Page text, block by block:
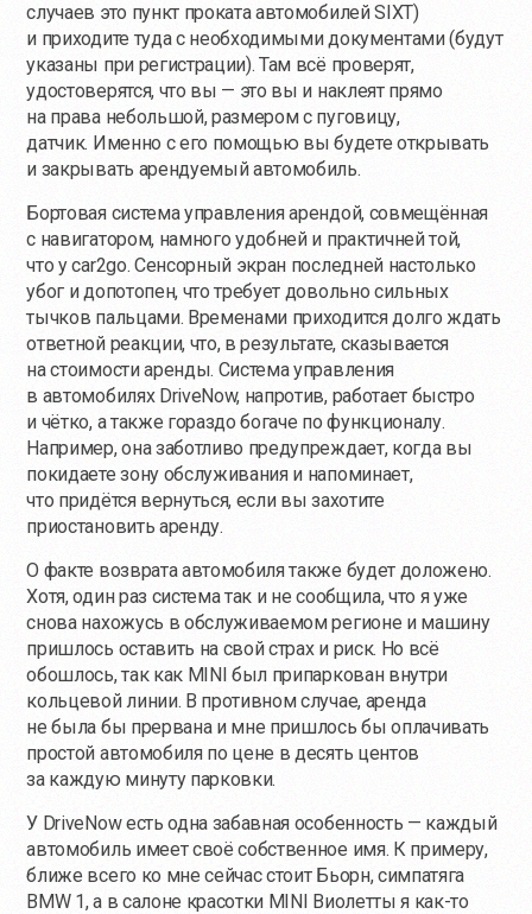
случаев это пункт проката автомобилей SIXT)
и приходите туда с необходимыми документами (будут
указаны при регистрации). Там всё проверят,
удостоверятся, что вы — это вы и наклеят прямо
на права небольшой, размером с пуговицу,
датчик. Именно с его помощью вы будете открывать
и закрывать арендуемый автомобиль.
Бортовая система управления арендой, совмещённая
с навигатором, намного удобней и практичней той,
что у car2go. Сенсорный экран последней настолько
убог и допотопен, что требует довольно сильных
тычков пальцами. Временами приходится долго ждать
ответной реакции, что, в результате, сказывается
на стоимости аренды. Система управления
в автомобилях DriveNow, напротив, работает быстро
и чётко, а также гораздо богаче по функционалу.
Например, она заботливо предупреждает, когда вы
покидаете зону обслуживания и напоминает,
что придётся вернуться, если вы захотите
приостановить аренду.
О факте возврата автомобиля также будет доложено.
Хотя, один раз система так и не сообщила, что я уже
снова нахожусь в обслуживаемом регионе и машину
пришлось оставить на свой страх и риск. Но всё
обошлось, так как MINI был припаркован внутри
кольцевой линии. В противном случае, аренда
не была бы прервана и мне пришлось бы оплачивать
простой автомобиля по цене в десять центов
за каждую минуту парковки.
У DriveNow есть одна забавная особенность — каждый
автомобиль имеет своё собственное имя. К примеру,
ближе всего ко мне сейчас стоит Бьорн, симпатяга
BMW 1, а в салоне красотки MINI Виолетты я как-то